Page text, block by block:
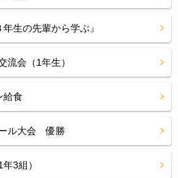
生の先輩から学ぶ』
流会（1年生）
給食
ル大会 優勝
3組）